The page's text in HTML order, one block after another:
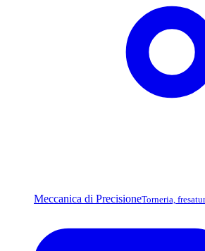
Meccanica di PrecisioneTorneria,